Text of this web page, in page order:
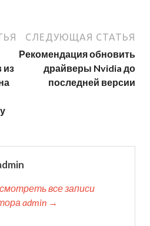
из
СЛЕДУЮЩАЯ СТАТЬЯ
Рекомендация обновить
драйверы Nvidia до
последней версии
все записи
admin →